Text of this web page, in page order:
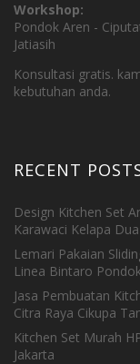
Workshop:
Pondok Aren -
Jatiasih
Konsultasi gratis.
kebutuhan anda.
RECENT
Design Kitchen Set
Karawaci Kelapa
Lemari Pakaian
Linea Bintaro
Jasa Pembuatan
Citra Raya Cikupa
Kitchen Set Murah
Jakarta